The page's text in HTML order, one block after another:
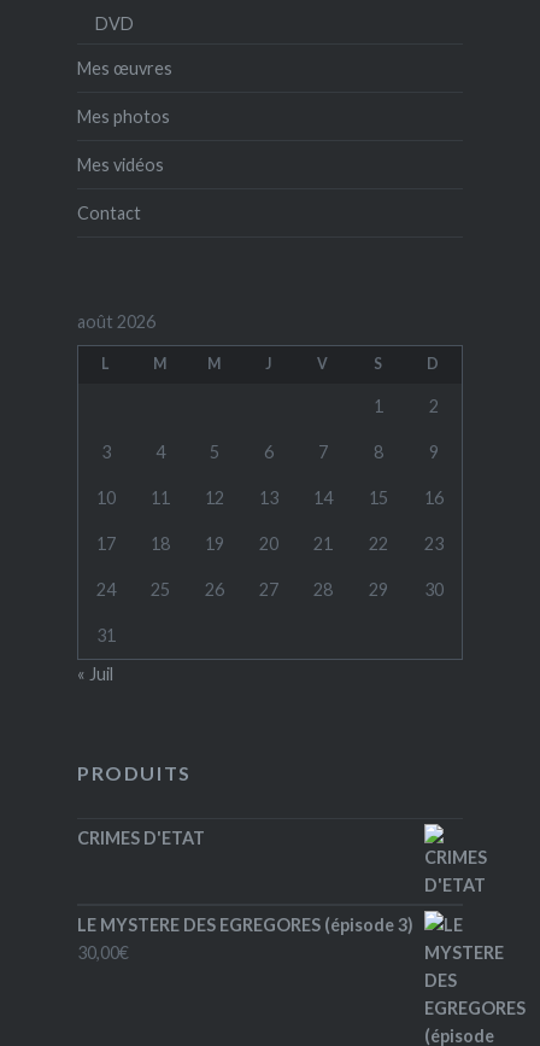
DVD
Mes œuvres
Mes photos
Mes vidéos
Contact
août 2026
L M M J V S D
1 2
3 4 5 6 7 8 9
10 11 12 13 14 15 16
17 18 19 20 21 22 23
24 25 26 27 28 29 30
31
« Juil
PRODUITS
CRIMES D'ETAT
LE MYSTERE DES EGREGORES (épisode 3)
30,00€